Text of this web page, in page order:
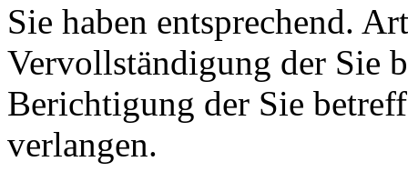
Sie haben entsprechend.
Vervollständigung der Sie
Berichtigung der Sie
verlangen.